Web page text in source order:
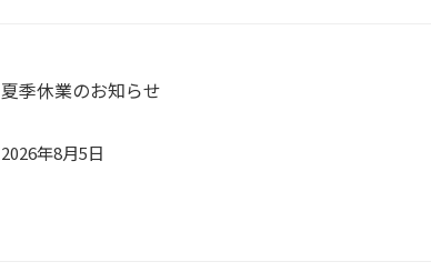
夏季休業のお知らせ
2026年8月5日